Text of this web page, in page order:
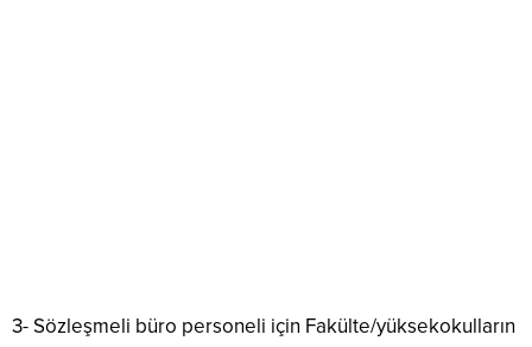
3- Sözleşmeli büro personeli için Fakülte/yüksekokulların